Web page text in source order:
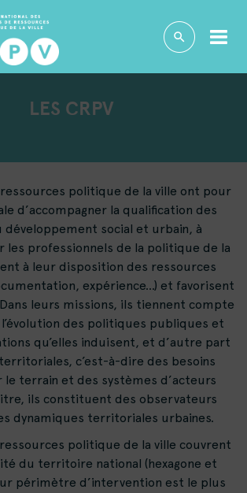
LES CRPV
politique de la ville ont pour
d’accompagner la qualification des
développement social et urbain, à
les professionnels de la politique de la
à leur disposition des ressources
expérience…) et favorisent
leurs missions, ils tiennent compte
des politiques publiques et
qu’elles induisent, et d’autre part
c’est-à-dire des besoins
le terrain et des systèmes d’acteurs
ils constituent des observateurs
dynamiques territoriales urbaines.
politique de la ville couvrent
du territoire national (hexagone et
périmètre d’intervention est le plus